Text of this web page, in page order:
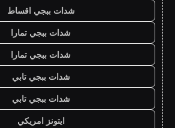
شدات ببجي اقساط
شدات ببجي تمارا
شدات ببجي تمارا
شدات ببجي تابي
شدات ببجي تابي
ايتونز امريكي